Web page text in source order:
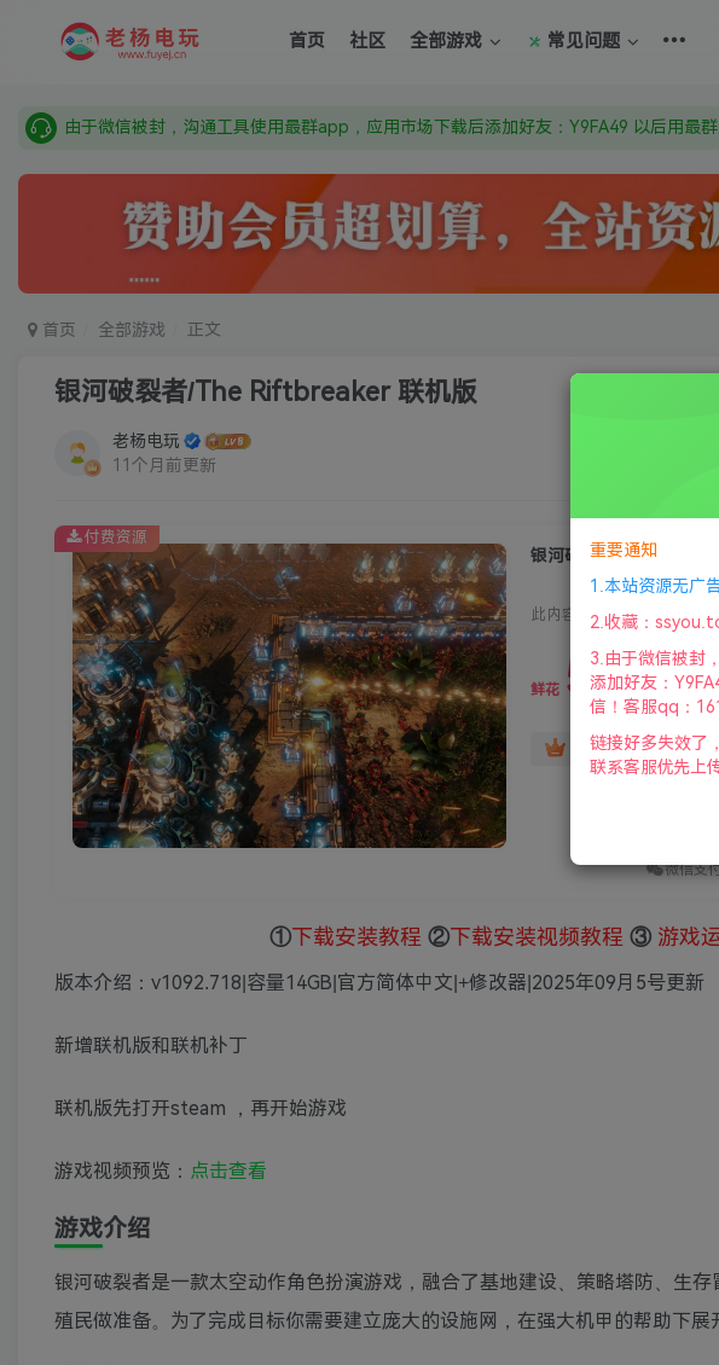
首页 社区 全部游戏 常见问题
本站资源来自网络搜集，如有侵权，请联系删除：fuyej@qq.com 附上证书和内容链接
需要什么游戏请联系客服，若链接失效请联系客服，百度网盘边上的激活码也是解压密
首页 全部游戏 正文
银河破裂者/The Riftbreaker 联机版
老杨电玩
11个月前更新
银河破裂者/The
此内容为付费资源，请付
鲜花 5 限时特惠
鲜花 36
赞助会员 免费
微信支
付费资源
①下载安装教程 ②下载安装视频教程 ③ 游戏
版本介绍：v1092.718|容量14GB|官方简体中文|+修改器|2025年09月5号更新
新增联机版和联机补丁
联机版先打开steam ，再开始游戏
游戏视频预览： 点击查看
游戏介绍
银河破裂者是一款太空动作角色扮演游戏，融合了基地建设、策略塔防、生
殖民做准备。为了完成目标你需要建立庞大的设施网，在强大机甲的帮助下展
重要通知
1.本站资源无广
2.收藏：
3.由于微信被封
添加好友：
信！客服qq：
链接好多失效了
联系客服优先上